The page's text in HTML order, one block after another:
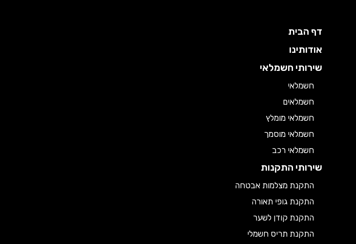
דף הבית
אודותינו
שירותי חשמלאי
חשמלאי
חשמלאים
חשמלאי מומלץ
חשמלאי מוסמך
חשמלאי רכב
שירותי התקנות
התקנת מצלמות אבטחה
התקנת גופי תאורה
התקנת קודן לשער
התקנת תריס חשמלי